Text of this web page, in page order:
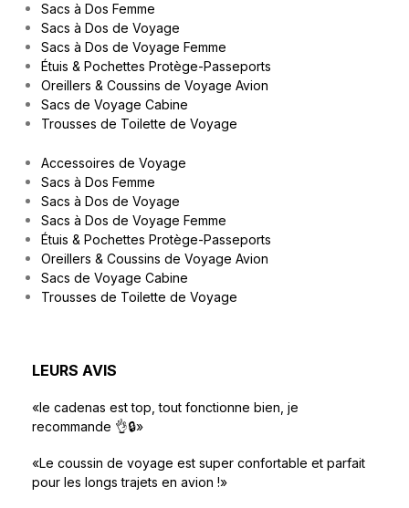
Sacs à Dos Femme
Sacs à Dos de Voyage
Sacs à Dos de Voyage Femme
Étuis & Pochettes Protège-Passeports
Oreillers & Coussins de Voyage Avion
Sacs de Voyage Cabine
Trousses de Toilette de Voyage
Accessoires de Voyage
Sacs à Dos Femme
Sacs à Dos de Voyage
Sacs à Dos de Voyage Femme
Étuis & Pochettes Protège-Passeports
Oreillers & Coussins de Voyage Avion
Sacs de Voyage Cabine
Trousses de Toilette de Voyage
LEURS AVIS
«le cadenas est top, tout fonctionne bien, je
recommande 👌🔒»
«Le coussin de voyage est super confortable et parfait
pour les longs trajets en avion !»